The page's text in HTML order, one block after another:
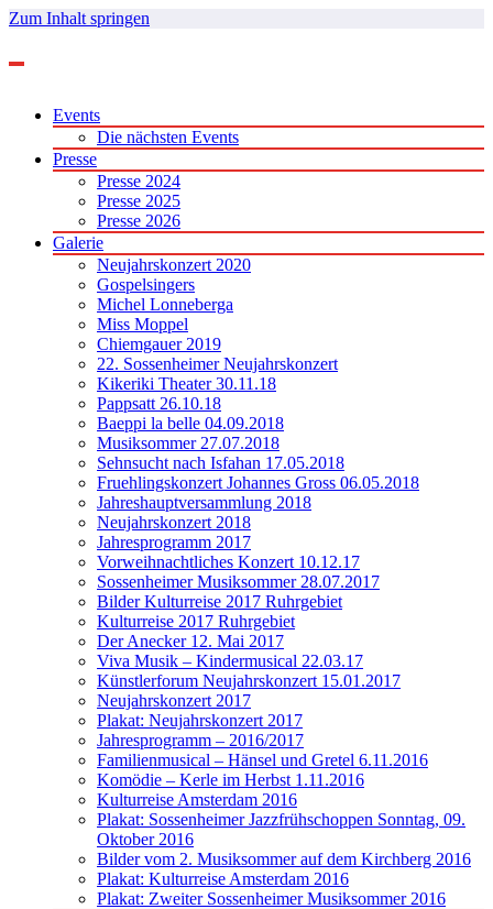
Zum Inhalt springen
Events
Die nächsten Events
Presse
Presse 2024
Presse 2025
Presse 2026
Galerie
Neujahrskonzert 2020
Gospelsingers
Michel Lonneberga
Miss Moppel
Chiemgauer 2019
22. Sossenheimer Neujahrskonzert
Kikeriki Theater 30.11.18
Pappsatt 26.10.18
Baeppi la belle 04.09.2018
Musiksommer 27.07.2018
Sehnsucht nach Isfahan 17.05.2018
Fruehlingskonzert Johannes Gross 06.05.2018
Jahreshauptversammlung 2018
Neujahrskonzert 2018
Jahresprogramm 2017
Vorweihnachtliches Konzert 10.12.17
Sossenheimer Musiksommer 28.07.2017
Bilder Kulturreise 2017 Ruhrgebiet
Kulturreise 2017 Ruhrgebiet
Der Anecker 12. Mai 2017
Viva Musik – Kindermusical 22.03.17
Künstlerforum Neujahrskonzert 15.01.2017
Neujahrskonzert 2017
Plakat: Neujahrskonzert 2017
Jahresprogramm – 2016/2017
Familienmusical – Hänsel und Gretel 6.11.2016
Komödie – Kerle im Herbst 1.11.2016
Kulturreise Amsterdam 2016
Plakat: Sossenheimer Jazzfrühschoppen Sonntag, 09.
Oktober 2016
Bilder vom 2. Musiksommer auf dem Kirchberg 2016
Plakat: Kulturreise Amsterdam 2016
Plakat: Zweiter Sossenheimer Musiksommer 2016